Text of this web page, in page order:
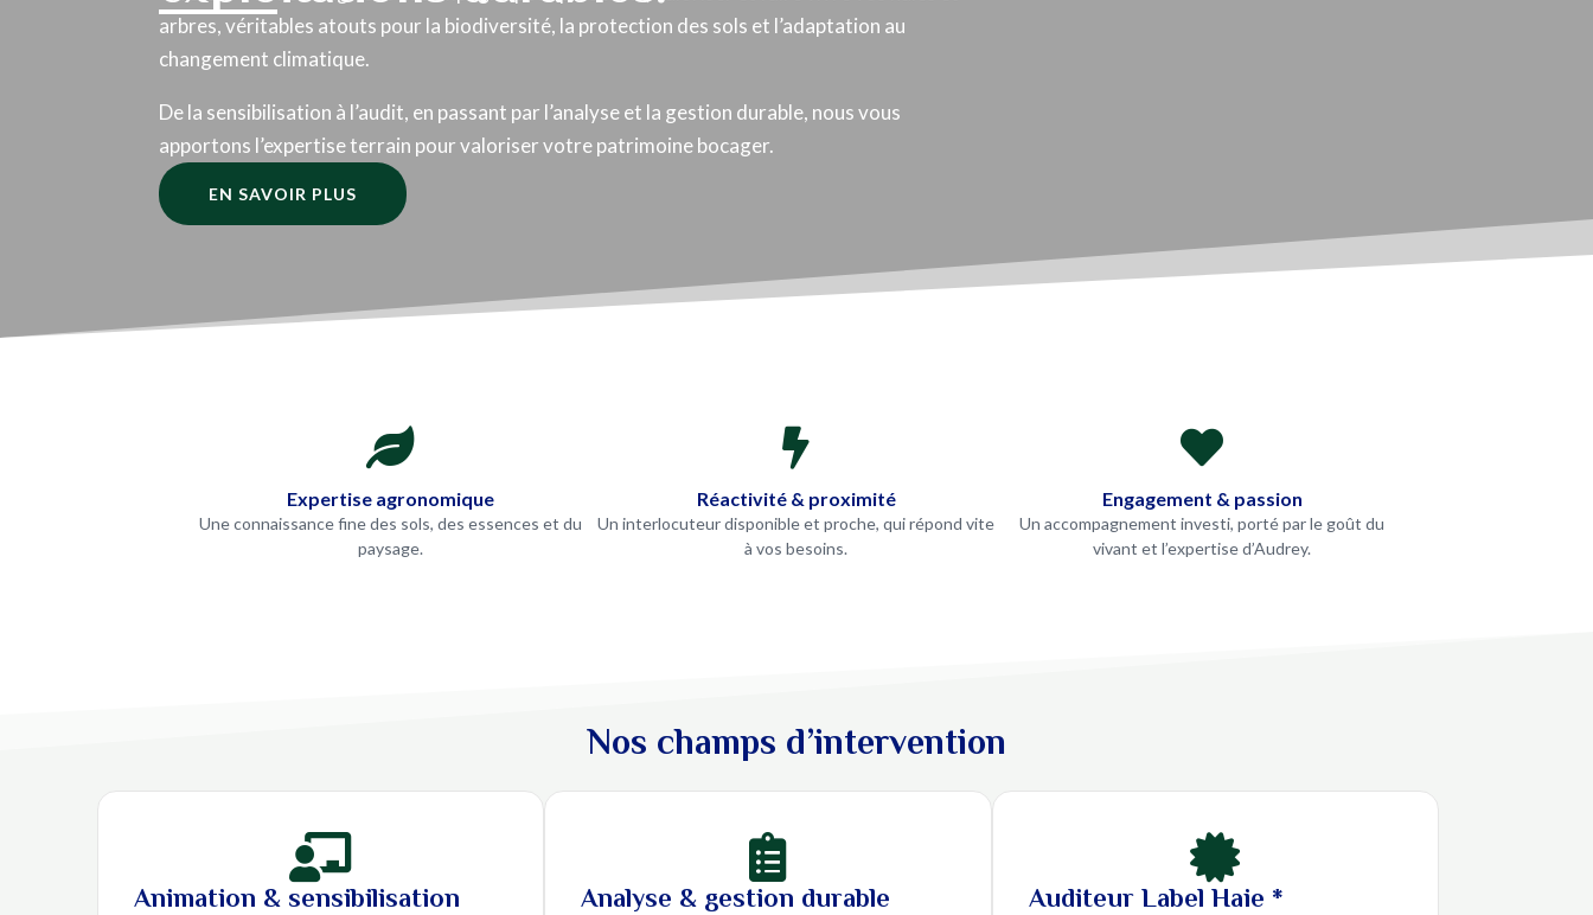
arbres, véritables atouts pour la biodiversité, la protection des sols et l’adaptation au
changement climatique.
De la sensibilisation à l’audit, en passant par l’analyse et la gestion durable, nous vous
apportons l’expertise terrain pour valoriser votre patrimoine bocager.
EN SAVOIR PLUS

Expertise agronomique
Une connaissance fine des sols, des essences et du
paysage.

Réactivité & proximité
Un interlocuteur disponible et proche, qui répond vite
à vos besoins.

Engagement & passion
Un accompagnement investi, porté par le goût du
vivant et l’expertise d’Audrey.
Nos champs d’intervention

Animation & sensibilisation

Analyse & gestion durable

Auditeur Label Haie *